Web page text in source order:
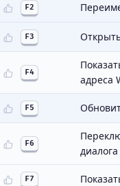
F2
F3
F4
адреса
F5
F6
диалога
F7